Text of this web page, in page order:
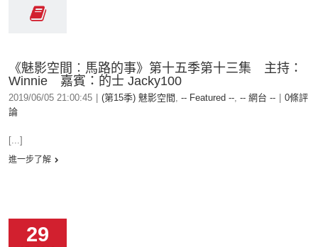
《魅影空間︰馬路的事》第十五季第十三集 主持：
Winnie 嘉賓：的士 Jacky100
2019/06/05 21:00:45 (第15季) 魅影空間 , -- Featured --, -- 網台 --
0條評
論
[...]
進一步了解
29